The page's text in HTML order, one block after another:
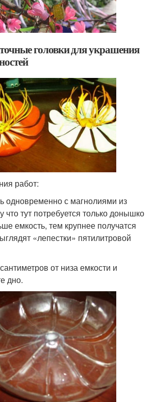
головки для украшения
работ:
одновременно с магнолиями из
что тут потребуется только донышко
емкость, тем крупнее получатся
«лепестки» пятилитровой
от низа емкости и
дно.